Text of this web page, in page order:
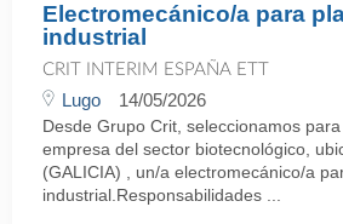
Electromecánico/a para
industrial
CRIT INTERIM ESPAÑA ETT
Lugo 14/05/2026
Desde Grupo Crit, seleccionamos
empresa del sector biotecnológico,
(GALICIA) , un/a electromecánico/a
industrial.Responsabilidades ...